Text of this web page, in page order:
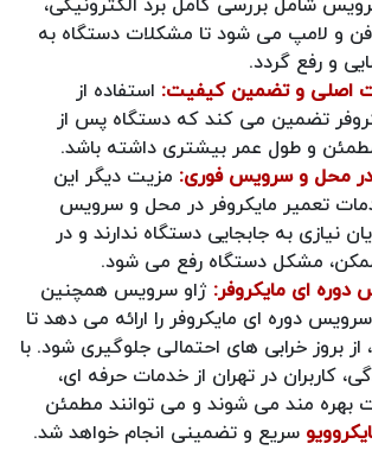
فن و لامپ می شود تا مشکلات دستگاه به
و رفع گردد.
اصلی و تضمین کیفیت: استفاده از
تضمین می کند که دستگاه پس از
و طول عمر بیشتری داشته باشد.
در محل و سرویس فوری: مزیت دیگر این
تعمیر مایکروفر در محل و سرویس
نیازی به جابجایی دستگاه ندارند و در
مشکل دستگاه رفع می شود.
ای مایکروفر: ژاو سرویس همچنین
دوره ای مایکروفر را ارائه می دهد تا
بروز خرابی های احتمالی جلوگیری شود. با
کاربران در تهران از خدمات حرفه ای،
بهره مند می شوند و می توانند مطمئن
سریع و تضمینی انجام خواهد شد.